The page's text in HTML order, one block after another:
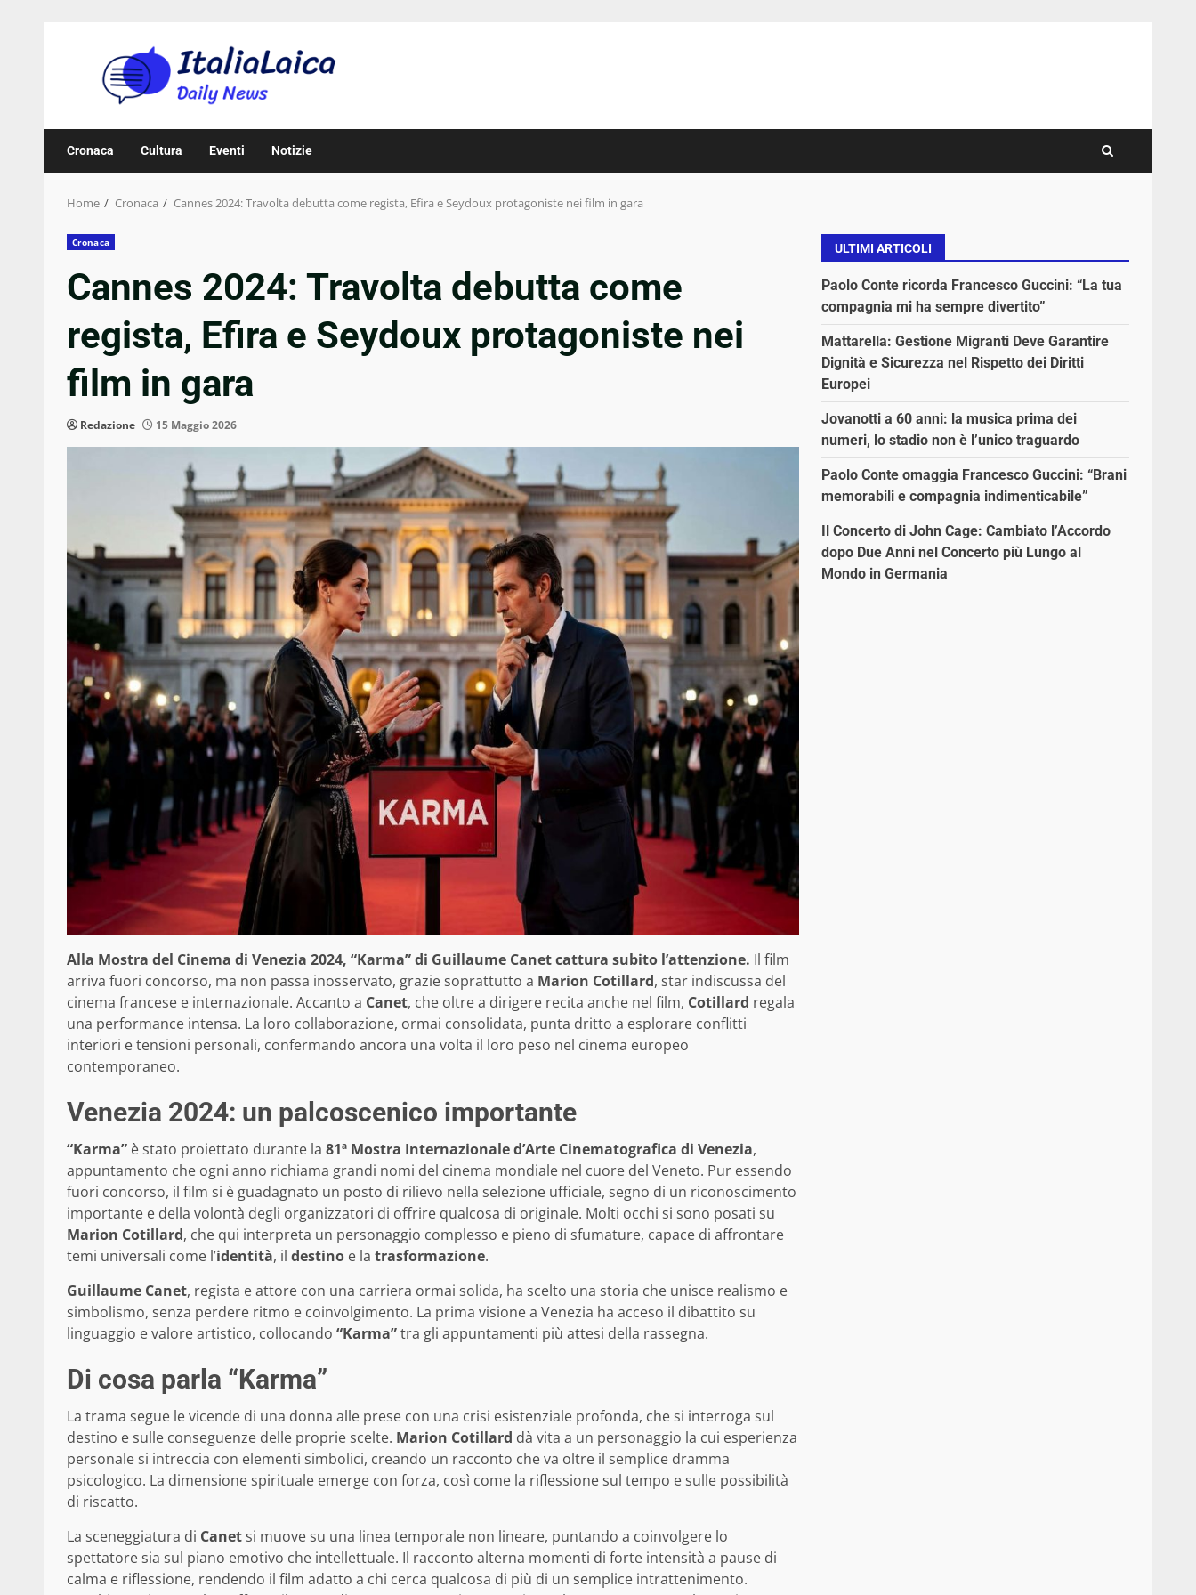
Cronaca Cultura Eventi Notizie
Home Cronaca Cannes 2024: Travolta debutta come regista, Efira e Seydoux protagoniste nei film in gara
Cronaca
Cannes 2024: Travolta debutta come
regista, Efira e Seydoux protagoniste nei
film in gara
Redazione 15 Maggio 2026
Alla Mostra del Cinema di Venezia 2024, “Karma” di Guillaume Canet cattura subito l’attenzione. Il film
arriva fuori concorso, ma non passa inosservato, grazie soprattutto a Marion Cotillard, star indiscussa del
cinema francese e internazionale. Accanto a Canet, che oltre a dirigere recita anche nel film, Cotillard regala
una performance intensa. La loro collaborazione, ormai consolidata, punta dritto a esplorare conflitti
interiori e tensioni personali, confermando ancora una volta il loro peso nel cinema europeo
contemporaneo.
Venezia 2024: un palcoscenico importante
“Karma” è stato proiettato durante la 81ª Mostra Internazionale d’Arte Cinematografica di Venezia,
appuntamento che ogni anno richiama grandi nomi del cinema mondiale nel cuore del Veneto. Pur essendo
fuori concorso, il film si è guadagnato un posto di rilievo nella selezione ufficiale, segno di un riconoscimento
importante e della volontà degli organizzatori di offrire qualcosa di originale. Molti occhi si sono posati su
Marion Cotillard, che qui interpreta un personaggio complesso e pieno di sfumature, capace di affrontare
temi universali come l’identità, il destino e la trasformazione.
Guillaume Canet, regista e attore con una carriera ormai solida, ha scelto una storia che unisce realismo e
simbolismo, senza perdere ritmo e coinvolgimento. La prima visione a Venezia ha acceso il dibattito su
linguaggio e valore artistico, collocando “Karma”tra gli appuntamenti più attesi della rassegna.
Di cosa parla “Karma”
La trama segue le vicende di una donna alle prese con una crisi esistenziale profonda, che si interroga sul
destino e sulle conseguenze delle proprie scelte. Marion Cotillard dà vita a un personaggio la cui esperienza
personale si intreccia con elementi simbolici, creando un racconto che va oltre il semplice dramma
psicologico. La dimensione spirituale emerge con forza, così come la riflessione sul tempo e sulle possibilità
di riscatto.
La sceneggiatura di Canetsi muove su una linea temporale non lineare, puntando a coinvolgere lo
spettatore sia sul piano emotivo che intellettuale. Il racconto alterna momenti di forte intensità a pause di
calma e riflessione, rendendo il film adatto a chi cerca qualcosa di più di un semplice intrattenimento.
ULTIMI ARTICOLI
Paolo Conte ricorda Francesco Guccini: “La tua
compagnia mi ha sempre divertito”
Mattarella: Gestione Migranti Deve Garantire
Dignità e Sicurezza nel Rispetto dei Diritti
Europei
Jovanotti a 60 anni: la musica prima dei
numeri, lo stadio non è l’unico traguardo
Paolo Conte omaggia Francesco Guccini: “Brani
memorabili e compagnia indimenticabile”
Il Concerto di John Cage: Cambiato l’Accordo
dopo Due Anni nel Concerto più Lungo al
Mondo in Germania